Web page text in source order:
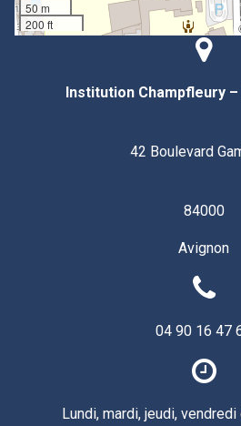
50 m
200 ft
Institution Champfleury
42 Boulevard
84000
Avignon
04 90 16 47
Lundi, mardi, jeudi,